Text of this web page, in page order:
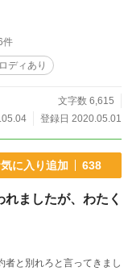
を放出中です。見直しも
。ご了承下さい。
件
ディあり
文字数 6,615
登録日 2020.05.01
に入り追加 638
ましたが、わたく
者と別れろと言ってきまし